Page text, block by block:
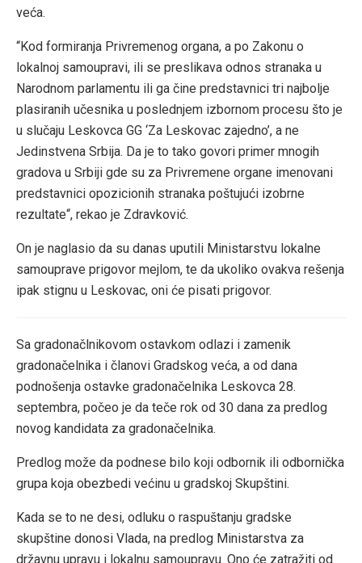
veća.
“Kod formiranja Privremenog organa, a po Zakonu o
lokalnoj samoupravi, ili se preslikava odnos stranaka u
Narodnom parlamentu ili ga čine predstavnici tri najbolje
plasiranih učesnika u poslednjem izbornom procesu što je
u slučaju Leskovca GG ‘Za Leskovac zajedno’, a ne
Jedinstvena Srbija. Da je to tako govori primer mnogih
gradova u Srbiji gde su za Privremene organe imenovani
predstavnici opozicionih stranaka poštujući izobrne
rezultate“, rekao je Zdravković.
On je naglasio da su danas uputili Ministarstvu lokalne
samouprave prigovor mejlom, te da ukoliko ovakva rešenja
ipak stignu u Leskovac, oni će pisati prigovor.
Sa gradonačlnikovom ostavkom odlazi i zamenik
gradonačelnika i članovi Gradskog veća, a od dana
podnošenja ostavke gradonačelnika Leskovca 28.
septembra, počeo je da teče rok od 30 dana za predlog
novog kandidata za gradonačelnika.
Predlog može da podnese bilo koji odbornik ili odbornička
grupa koja obezbedi većinu u gradskoj Skupštini.
Kada se to ne desi, odluku o raspuštanju gradske
skupštine donosi Vlada, na predlog Ministarstva za
državnu upravu i lokalnu samoupravu. Ono će zatražiti od